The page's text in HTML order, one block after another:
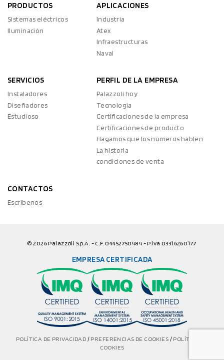
PRODUCTOS
Sistemas eléctricos
Iluminación
APLICACIONES
Industria
Atex
Infraestructuras
Naval
SERVICIOS
Instaladores
Diseñadores
Estudioso
PERFIL DE LA EMPRESA
Palazzoli hoy
Tecnologia
Certificaciones de la empresa
Certificaciones de producto
Hagamos que los números hablen
La historia
condiciones de venta
CONTACTOS
Escríbenos
© 2026 Palazzoli S.p.A. - C.F. 04452750484 - P.iva 03316260177
EMPRESA CERTIFICADA
POLÍTICA DE PRIVACIDAD / PREFERENCIAS DE COOKIES / POLÍTICA DE
COOKIES